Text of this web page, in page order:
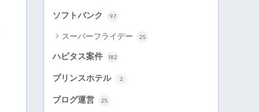
ソフトバンク 97
スーパーフライデー 25
ハピタス案件 182
プリンスホテル 2
ブログ運営 25